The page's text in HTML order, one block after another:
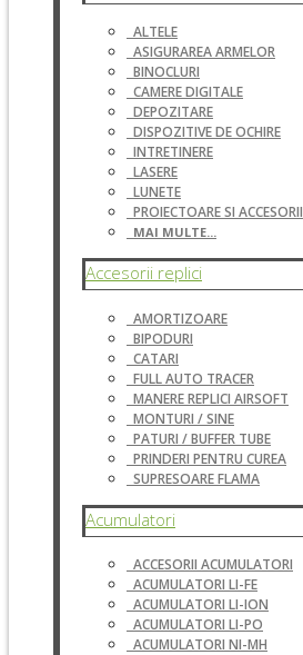
ALTELE
ASIGURAREA ARMELOR
BINOCLURI
CAMERE DIGITALE
DEPOZITARE
DISPOZITIVE DE OCHIRE
INTRETINERE
LASERE
LUNETE
PROIECTOARE SI ACCESORII
MAI MULTE...
Accesorii replici
AMORTIZOARE
BIPODURI
CATARI
FULL AUTO TRACER
MANERE REPLICI AIRSOFT
MONTURI / SINE
PATURI / BUFFER TUBE
PRINDERI PENTRU CUREA
SUPRESOARE FLAMA
Acumulatori
ACCESORII ACUMULATORI
ACUMULATORI LI-FE
ACUMULATORI LI-ION
ACUMULATORI LI-PO
ACUMULATORI NI-MH